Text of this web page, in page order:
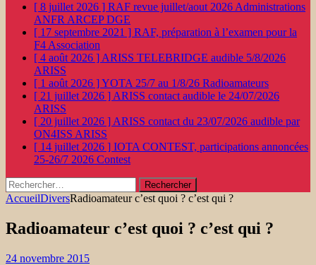
[ 8 juillet 2026 ] RAF revue juillet/aout 2026 Administrations
ANFR ARCEP DGE
[ 17 septembre 2021 ] RAF, préparation à l’examen pour la
F4 Association
[ 4 août 2026 ] ARISS TELEBRIDGE audible 5/8/2026
ARISS
[ 1 août 2026 ]YOTA 25/7 au 1/8/26 Radioamateurs
[ 21 juillet 2026 ] ARISS contact audible le 24/07/2026
ARISS
[ 20 juillet 2026 ] ARISS contact du 23/07/2026 audible par
ON4ISS ARISS
[ 14 juillet 2026 ] IOTA CONTEST, participations annoncées
25-26/7 2026 Contest
Rechercher :
AccueilDiversRadioamateur c’est quoi ? c’est qui ?
Radioamateur c’est quoi ? c’est qui ?
24 novembre 2015